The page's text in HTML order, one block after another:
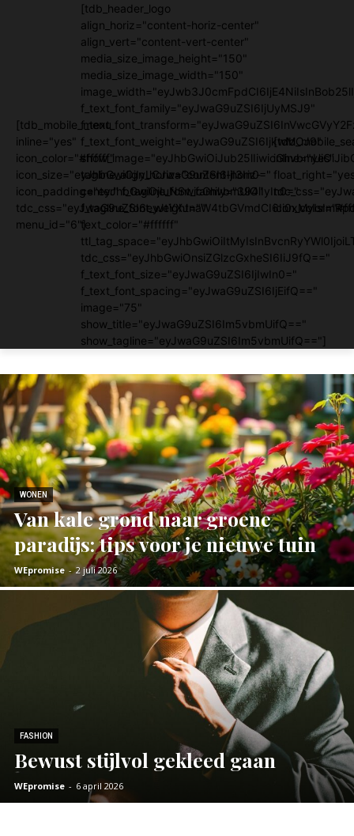
[tdb_mobile_menu
inline="yes"
icon_color="#ffffff"
icon_size="eyJhbGwiOjIyLCJwaG9uZSI6IjI3In0="
icon_padding="eyJhbGwiOjIuNSwicGhvbmUiOiIyIn0="
menu_id="6"]
[tdb_header_logo
align_horiz="content-horiz-center"
align_vert="content-vert-center"
media_size_image_height="150"
media_size_image_width="150"
f_text_font_family="eyJwaG9uZSI6IjUyMSJ9"
f_text_font_weight="eyJwaG9uZSI6IjkwMCJ9"
tagline_align_horiz="content-horiz-
center" f_tagline_font_family="394"
f_tagline_font_weight=""
text_color="#ffffff"
tdc_css="eyJhbGwiOnsiZGlzcGxheSI6IiJ9fQ=="
f_text_font_size="eyJwaG9uZSI6IjIwIn0="
f_text_font_spacing="eyJwaG9uZSI6IjEifQ=="
image="75"
show_title="eyJwaG9uZSI6Im5vbmUifQ=="
show_tagline="eyJwaG9uZSI6Im5vbmUifQ=="]
inline="yes"
WONEN
Van kale grond naar groene
paradijs: tips voor je nieuwe tuin
WEpromise - 2 juli 2026
FASHION
Bewust stijlvol gekleed gaan
WEpromise - 6 april 2026